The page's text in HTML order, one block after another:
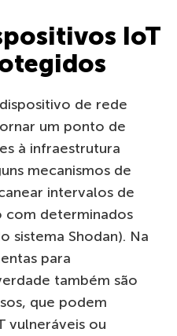
IoT
de rede
um ponto de
à infraestrutura
mecanismos de
intervalos de
com determinados
sistema Shodan). Na
para
também são
que podem
vulneráveis ​​ou